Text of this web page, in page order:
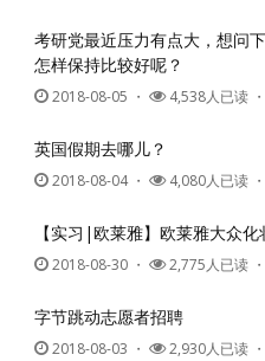
考研党最近压力有点大，想问
怎样保持比较好呢？
2018-08-05 ・ 4,538人已读 ・
英国假期去哪儿？
2018-08-04・ 4,080人已读 ・
【实习|欧莱雅】欧莱雅大众
2018-08-30 ・ 2,775人已读 ・
字节跳动志愿者招聘
2018-08-03 ・ 2,930人已读 ・